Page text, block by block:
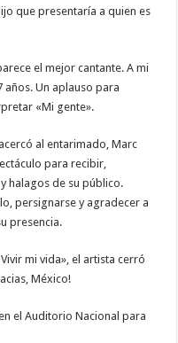
que presentaría a quien es
el mejor cantante. A mi
años. Un aplauso para
«Mi gente».
al entarimado, Marc
para recibir,
halagos de su público.
persignarse y agradecer a
presencia.
mi vida», el artista cerró
México!
el Auditorio Nacional para